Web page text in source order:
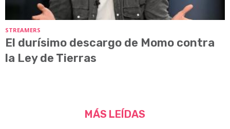
STREAMERS
El durísimo descargo de Momo contra
la Ley de Tierras
MÁS LEÍDAS